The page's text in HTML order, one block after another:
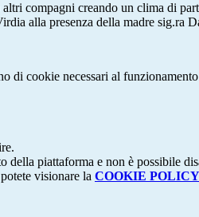
compagni creando un clima di
alla presenza della madre sig.ra
di cookie necessari al
della piattaforma e non è possibile
visionare la COOKIE POLICY